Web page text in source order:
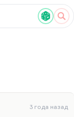
3 года назад